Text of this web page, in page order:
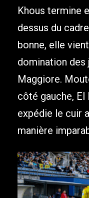
Khous termine
dessus du
bonne, elle
domination des
Maggiore.
côté gauche,
expédie le cuir
manière